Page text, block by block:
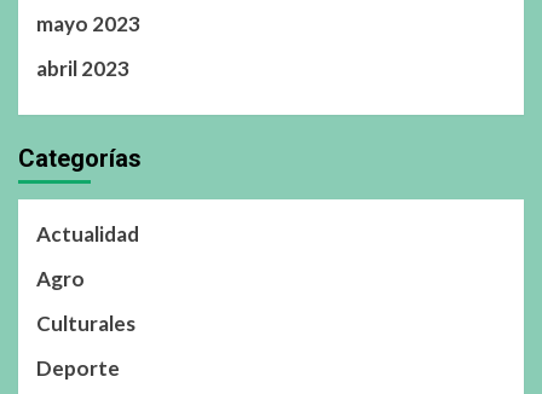
mayo 2023
abril 2023
Categorías
Actualidad
Agro
Culturales
Deporte